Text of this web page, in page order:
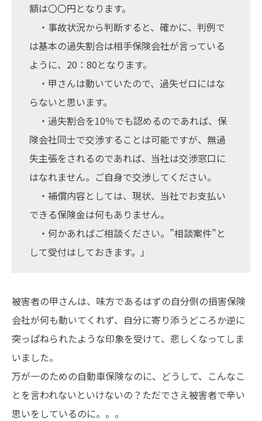
額は〇〇円となります。
・事故状況から判断すると、確かに、判例で
は基本の過失割合は相手保険会社が言っている
ように、20：80となります。
・甲さんは動いていたので、過失ゼロにはな
らないと思います。
・過失割合を10％でも認めるのであれば、保
険会社同士で交渉することは可能ですが、無過
失主張をされるのであれば、当社は交渉窓口に
はなれません。ご自身で交渉してください。
・補償内容としては、現状、当社でお支払い
できる保険金は何もありません。
・何かあればご相談ください。”相談案件”と
して受付はしておきます。」
被害者の甲さんは、味方であるはずの自分側の損害保険
会社が何も動いてくれず、自分に寄り添うどころか逆に
突っぱねられたような印象を受けて、悲しくなってしま
いました。
万が一のための自動車保険なのに、どうして、こんなこ
とを言われないといけないの？ただでさえ被害者で辛い
思いをしているのに。。。